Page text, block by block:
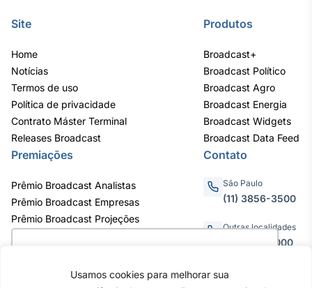
como você interage em nosso site e
Usamos cookies para melhorar sua
Site
Home
Notícias
Termos de uso
Política de privacidade
Contrato Máster Terminal
Releases Broadcast
Produtos
Broadcast+
Broadcast Político
Broadcast Agro
Broadcast Energia
Broadcast Widgets
Broadcast Data Feed
Premiações
Prêmio Broadcast Analistas
Prêmio Broadcast Empresas
Prêmio Broadcast Projeções
Contato
São Paulo
(11) 3856-3500
Outras localidades
0800.011.3000